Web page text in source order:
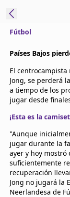
Language
ENES
Edition
United States
beIN XTRA
Administrar
Contáctanos
Fútbol
Países Bajos
El
Jong, se perderá
a tiempo de los
jugar desde
¡Esta es la
"Aunque
jugar durante la
ayer y hoy
suficientemente
recuperación
Jong no jugará la
Neerlandesa de